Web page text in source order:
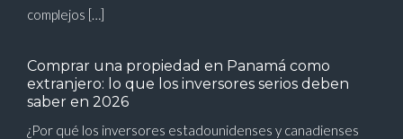
complejos […]
Comprar una propiedad en Panamá como
extranjero: lo que los inversores serios deben
saber en 2026
¿Por qué los inversores estadounidenses y canadienses